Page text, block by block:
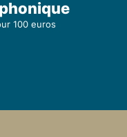
100 euros